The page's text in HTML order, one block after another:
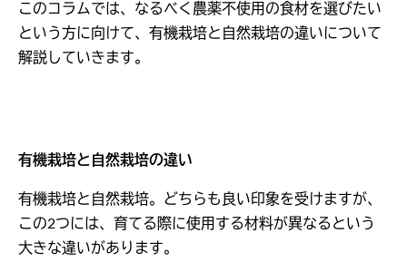
このコラムでは、なるべく農薬不使用の食材を選びたい
という方に向けて、有機栽培と自然栽培の違いについて
解説していきます。
有機栽培と自然栽培の違い
有機栽培と自然栽培。どちらも良い印象を受けますが、
この2つには、育てる際に使用する材料が異なるという
大きな違いがあります。